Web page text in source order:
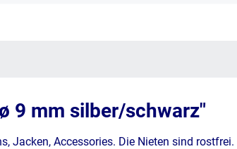
9 mm silber/schwarz"
Jacken, Accessories. Die Nieten sind rostfrei.